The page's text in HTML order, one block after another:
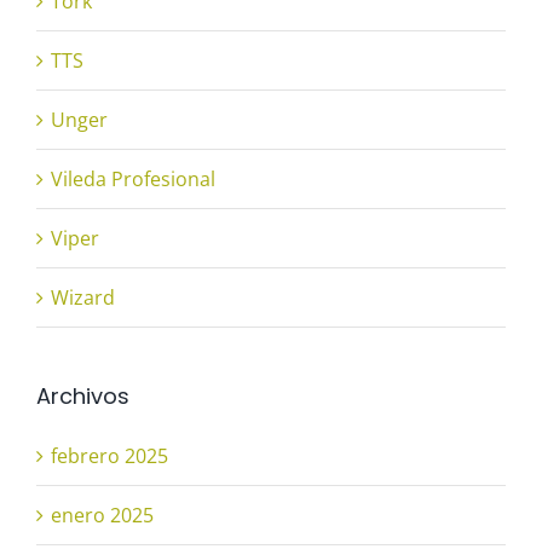
TTS
Unger
Vileda Profesional
Viper
Wizard
Archivos
febrero 2025
enero 2025